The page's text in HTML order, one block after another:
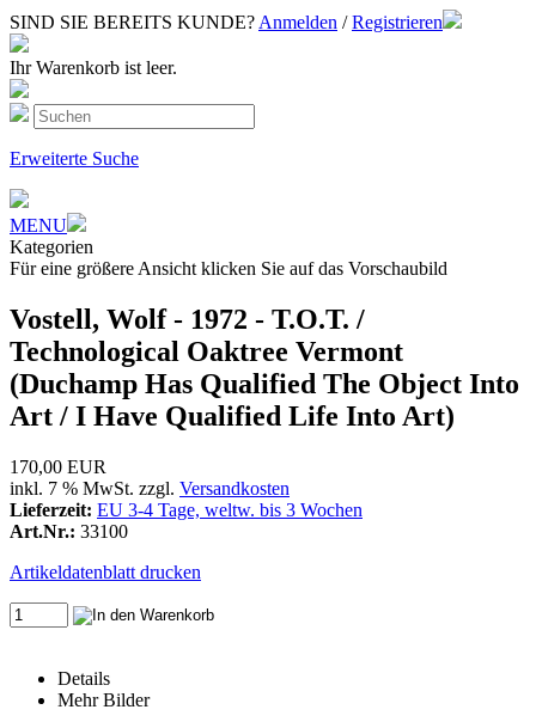
SIND SIE BEREITS KUNDE? Anmelden / Registrieren
Ihr Warenkorb ist leer.
Erweiterte Suche
MENU
Kategorien
Für eine größere Ansicht klicken Sie auf das Vorschaubild
Vostell, Wolf - 1972 - T.O.T. /
Technological Oaktree Vermont
(Duchamp Has Qualified The Object Into
Art / I Have Qualified Life Into Art)
170,00 EUR
inkl. 7 % MwSt. zzgl. Versandkosten
Lieferzeit: EU 3-4 Tage, weltw. bis 3 Wochen
Art.Nr.: 33100
Artikeldatenblatt drucken
Details
Mehr Bilder